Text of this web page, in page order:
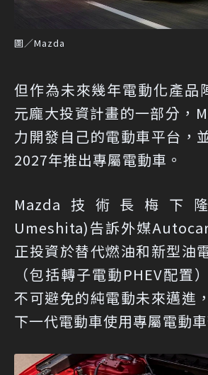
圖／Mazda
但作為未來幾年電動化產品
元龐大投資計畫的一部分，
力開發自己的電動車平台，
2027年推出專屬電動車。
Mazda技術長梅下
Umeshita)告訴外媒
正投資於替代燃油和新型油
（包括轉子電動PHEV配置
不可避免的純電動未來邁進
下一代電動車使用專屬電動車